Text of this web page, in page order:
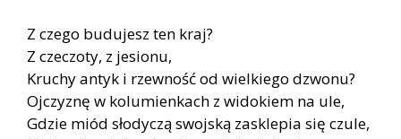
Z czego budujesz ten kraj?
Z czeczoty, z jesionu,
Kruchy antyk i rzewność od wielkiego dzwonu?
Ojczyznę w kolumienkach z widokiem na ule,
Gdzie miód słodyczą swojską zasklepia się czule,